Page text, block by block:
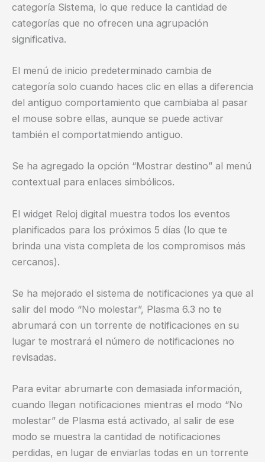
categoría Sistema, lo que reduce la cantidad de
categorías que no ofrecen una agrupación
significativa.
El menú de inicio predeterminado cambia de
categoría solo cuando haces clic en ellas a diferencia
del antiguo comportamiento que cambiaba al pasar
el mouse sobre ellas, aunque se puede activar
también el comportatmiendo antiguo.
Se ha agregado la opción “Mostrar destino” al menú
contextual para enlaces simbólicos.
El widget Reloj digital muestra todos los eventos
planificados para los próximos 5 días (lo que te
brinda una vista completa de los compromisos más
cercanos).
Se ha mejorado el sistema de notificaciones ya que al
salir del modo “No molestar”, Plasma 6.3 no te
abrumará con un torrente de notificaciones en su
lugar te mostrará el número de notificaciones no
revisadas.
Para evitar abrumarte con demasiada información,
cuando llegan notificaciones mientras el modo “No
molestar” de Plasma está activado, al salir de ese
modo se muestra la cantidad de notificaciones
perdidas, en lugar de enviarlas todas en un torrente